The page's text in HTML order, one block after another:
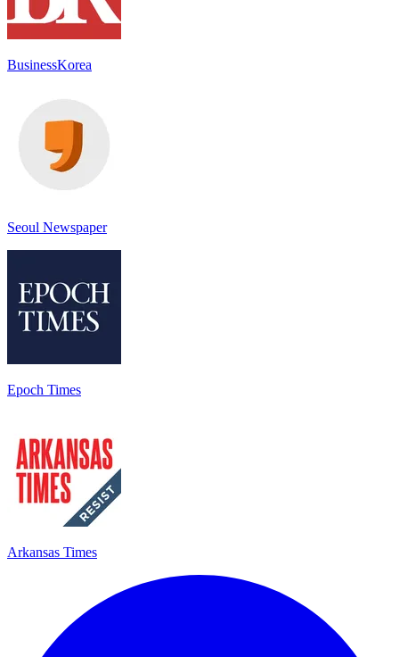
BusinessKorea
Seoul Newspaper
Epoch Times
Arkansas Times